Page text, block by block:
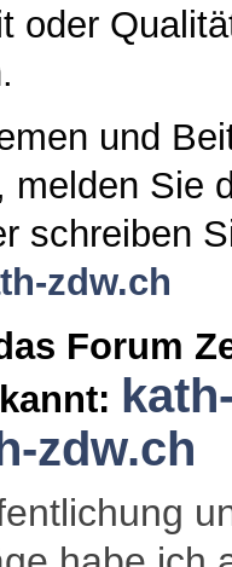
oder
und
melden Sie
schreiben
zdw.ch
Forum
zdw.ch